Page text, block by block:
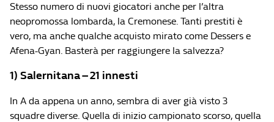
Stesso numero di nuovi giocatori anche per l’altra
neopromossa lombarda, la Cremonese. Tanti prestiti è
vero, ma anche qualche acquisto mirato come Dessers e
Afena-Gyan. Basterà per raggiungere la salvezza?
1) Salernitana – 21 innesti
In A da appena un anno, sembra di aver già visto 3
squadre diverse. Quella di inizio campionato scorso, quella